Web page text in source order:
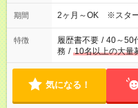
期間 2ヶ月～OK ※スター
特徴 履歴書不要 / 40～50
務 / 10名以上の大量
気になる！